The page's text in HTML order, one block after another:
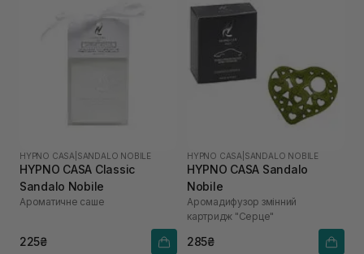
HYPNO CASA SANDALO NOBILE
HYPNO CASA Classic
Sandalo Nobile
Ароматичне саше
225₴
HYPNO CASA SANDALO NOBILE
HYPNO CASA Sandalo
Nobile
Аромадифузор змінний
картридж "Серце"
285₴